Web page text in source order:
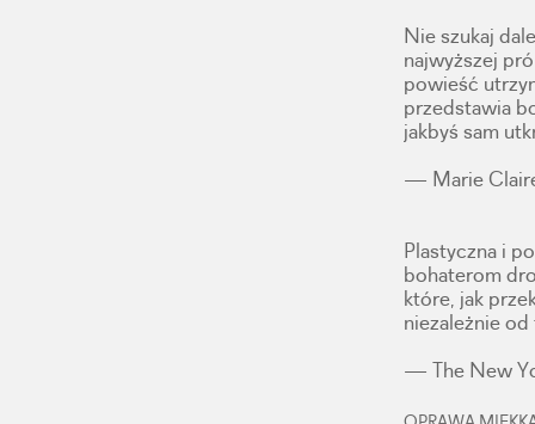
Nie szukaj
najwyższej
powieść
przedstawia
jakbyś sam
— Marie
Plastyczna i
bohaterom
które, jak
niezależnie
— The New